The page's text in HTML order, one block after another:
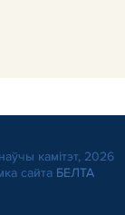
камітэт, 2026
сайта БЕЛТА